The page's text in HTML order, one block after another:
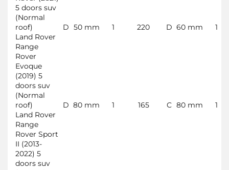
5 doors suv
(Normal
roof)
D 50 mm 1 220 D 60 mm
1
Land Rover
Range
Rover
Evoque
(2019) 5
doors suv
(Normal
roof)
D 80 mm 1 165 C 80 mm
1
Land Rover
Range
Rover Sport
II (2013-
2022) 5
doors suv